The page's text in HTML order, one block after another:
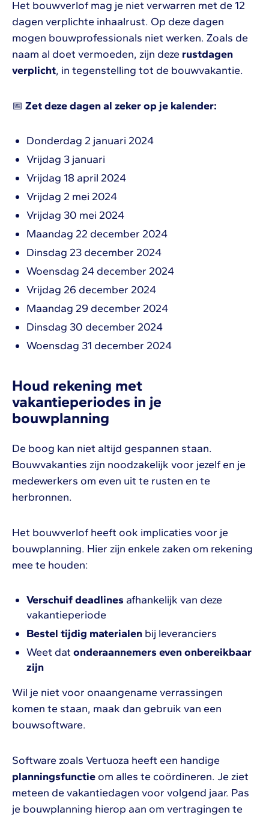
Het bouwverlof mag je niet verwarren met de 12
dagen verplichte inhaalrust. Op deze dagen
mogen bouwprofessionals niet werken. Zoals de
naam al doet vermoeden, zijn deze rustdagen
verplicht, in tegenstelling tot de bouwvakantie.
📅 Zet deze dagen al zeker op je kalender:
Donderdag 2 januari 2024
Vrijdag 3 januari
Vrijdag 18 april 2024
Vrijdag 2 mei 2024
Vrijdag 30 mei 2024
Maandag 22 december 2024
Dinsdag 23 december 2024
Woensdag 24 december 2024
Vrijdag 26 december 2024
Maandag 29 december 2024
Dinsdag 30 december 2024
Woensdag 31 december 2024
Houd rekening met
vakantieperiodes in je
bouwplanning
De boog kan niet altijd gespannen staan.
Bouwvakanties zijn noodzakelijk voor jezelf en je
medewerkers om even uit te rusten en te
herbronnen.
Het bouwverlof heeft ook implicaties voor je
bouwplanning. Hier zijn enkele zaken om rekening
mee te houden:
Verschuif deadlines afhankelijk van deze
vakantieperiode
Bestel tijdig materialen bij leveranciers
Weet dat onderaannemers even onbereikbaar
zijn
Wil je niet voor onaangename verrassingen
komen te staan, maak dan gebruik van een
bouwsoftware.
Software zoals Vertuoza heeft een handige
planningsfunctie om alles te coördineren. Je ziet
meteen de vakantiedagen voor volgend jaar. Pas
je bouwplanning hierop aan om vertragingen te